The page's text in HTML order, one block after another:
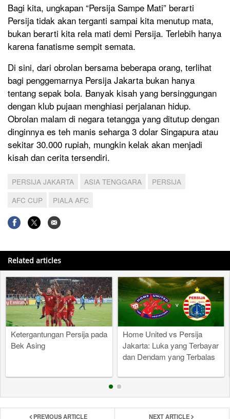
Bagi kita, ungkapan “Persija Sampe Mati” berarti
Persija tidak akan terganti sampai kita menutup mata,
bukan berarti kita rela mati demi Persija. Terlebih hanya
karena fanatisme sempit semata.
Di sini, dari obrolan bersama beberapa orang, terlihat
bagi penggemarnya Persija Jakarta bukan hanya
tentang sepak bola. Banyak kisah yang bersinggungan
dengan klub pujaan menghiasi perjalanan hidup.
Obrolan malam di negara tetangga yang ditutup dengan
dinginnya es teh manis seharga 3 dolar Singapura atau
sekitar 30.000 rupiah, mungkin kelak akan menjadi
kisah dan cerita tersendiri.
PERSIJA JAKARTA ASIA TENGGARA
PERSIJA
AFC CUP
PIALA AFC
Related articles
Ketergantungan Persija pada
Bek Asing
Home United vs Persija
Jakarta: Luka yang Terbayar
dan Dendam yang Terbalas
PREVIOUS ARTICLE NEXT ARTICLE